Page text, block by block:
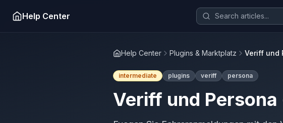
Help Center
Help Center Plugins & Marktplatz Veriff und
intermediate plugins veriff persona
Veriff und